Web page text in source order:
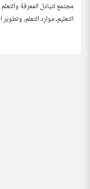
مجتمع لتبادل المعرفة
التعليم، موارد التعلم،
نصائحك، وأسئلتك، وتواصل